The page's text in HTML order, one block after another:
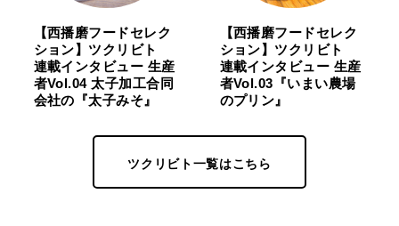
【西播磨フードセレク
ション】ツクリビト
連載インタビュー 生産
者Vol.04 太子加工合同
会社の『太子みそ』
【西播磨フードセレク
ション】ツクリビト
連載インタビュー 生産
者Vol.03『いまい農場
のプリン』
ツクリビト一覧はこちら